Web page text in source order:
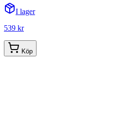
I lager
539 kr
Köp